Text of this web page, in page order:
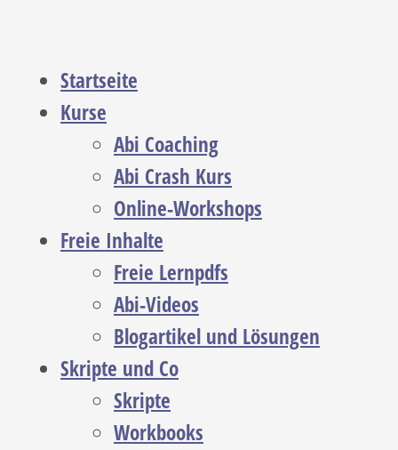
Startseite
Kurse
Abi Coaching
Abi Crash Kurs
Online-Workshops
Freie Inhalte
Freie Lernpdfs
Abi-Videos
Blogartikel und Lösungen
Skripte und Co
Skripte
Workbooks